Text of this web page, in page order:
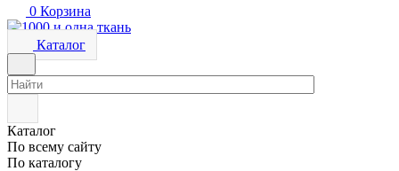
0 Корзина
Каталог
Каталог
По всему сайту
По каталогу